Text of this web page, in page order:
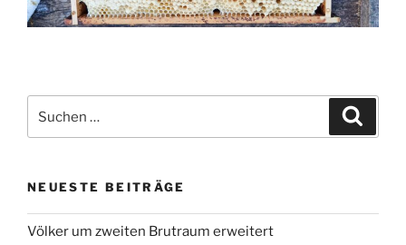
nach:
NEUESTE BEITRÄGE
Völker um zweiten Brutraum erweitert